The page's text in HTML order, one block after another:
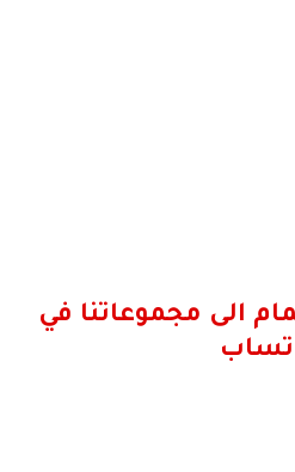
الى مجموعاتنا في